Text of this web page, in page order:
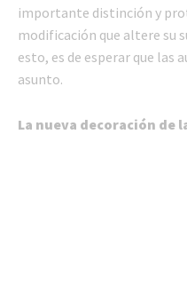
importante distinción y
modificación que altere su
esto, es de esperar que las
asunto.
La nueva decoración de